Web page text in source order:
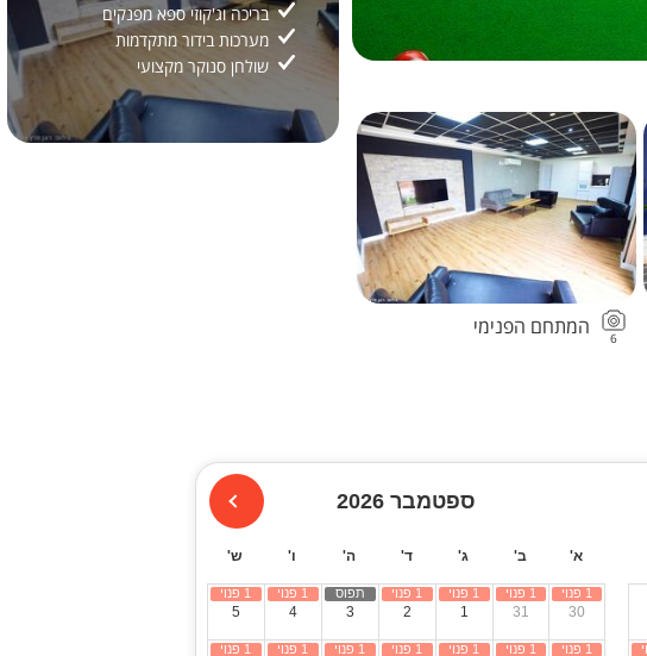
2/19
6 המתחם הפנימי
בריכה וג'קוזי ספא מפנקים
מערכות בידור מתקדמות
שולחן סנוקר מקצועי
ספטמבר 2026
א' ב' ג' ד' ה' ו' ש'
30
31
1
2
3
4
5